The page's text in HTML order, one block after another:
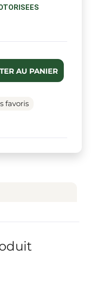
AU PANIER
favoris